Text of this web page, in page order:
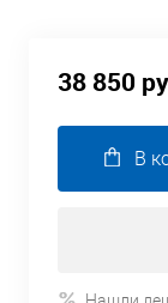
38 850
В